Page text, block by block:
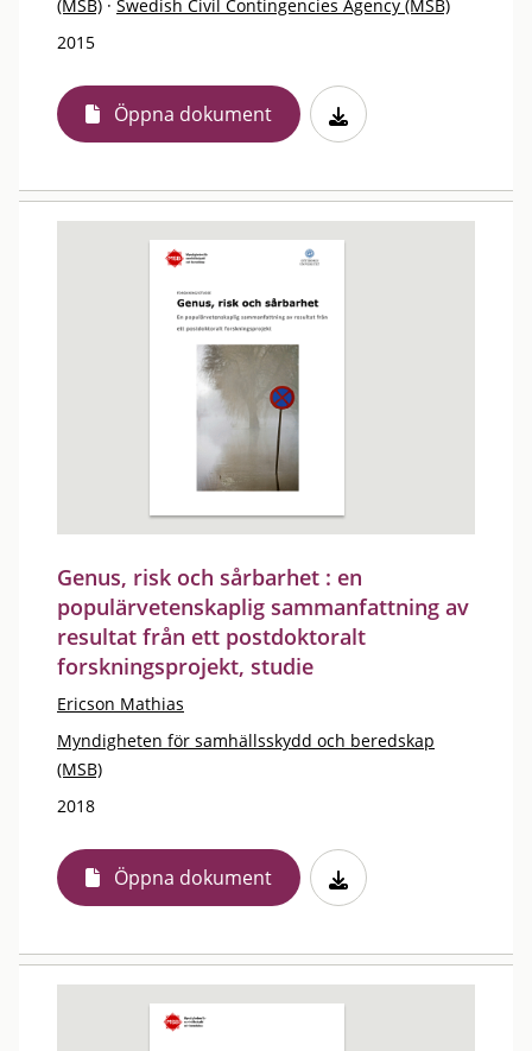
(MSB) · Swedish Civil Contingencies Agency (MSB)
2015
Öppna dokument
Genus, risk och sårbarhet : en
populärvetenskaplig sammanfattning av
resultat från ett postdoktoralt
forskningsprojekt, studie
Ericson Mathias
Myndigheten för samhällsskydd och beredskap
(MSB)
2018
Öppna dokument